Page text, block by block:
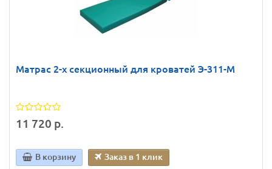
Матрас 2-х секционный для кроватей Э-311-М
11 720 р.
В корзину Заказ в 1 клик